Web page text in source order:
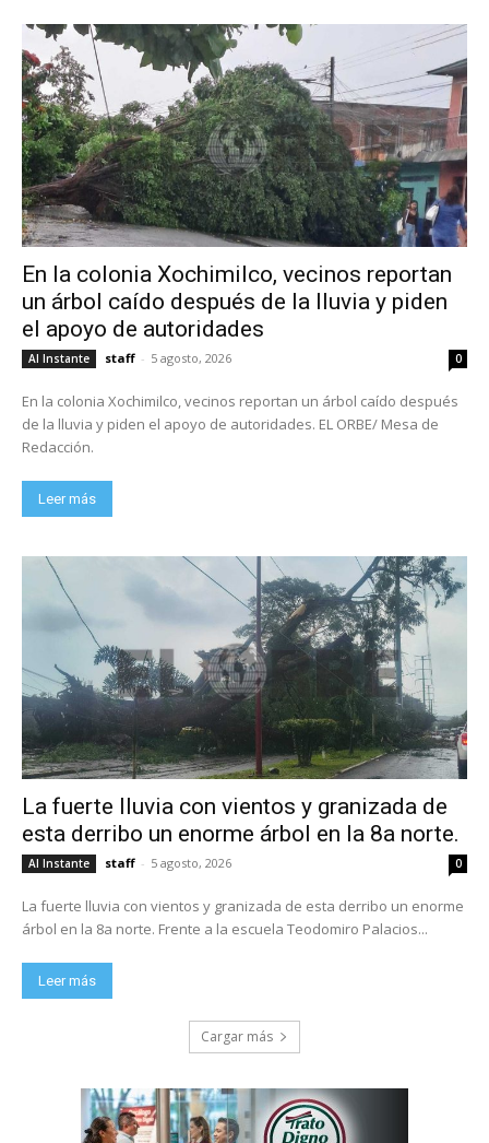
En la colonia Xochimilco, vecinos reportan
un árbol caído después de la lluvia y piden
el apoyo de autoridades
Al Instante staff - 5 agosto, 2026 0
En la colonia Xochimilco, vecinos reportan un árbol caído después
de la lluvia y piden el apoyo de autoridades. EL ORBE/ Mesa de
Redacción.
Leer más
La fuerte lluvia con vientos y granizada de
esta derribo un enorme árbol en la 8a norte.
Al Instante staff - 5 agosto, 2026 0
La fuerte lluvia con vientos y granizada de esta derribo un enorme
árbol en la 8a norte. Frente a la escuela Teodomiro Palacios...
Leer más
Cargar más